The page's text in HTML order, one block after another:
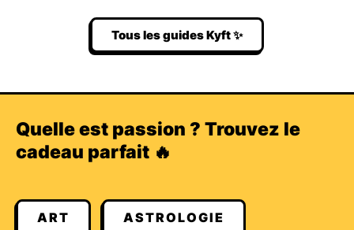
Tous les guides Kyft ✨
Quelle est passion ? Trouvez le
cadeau parfait 🔥
ART ASTROLOGIE